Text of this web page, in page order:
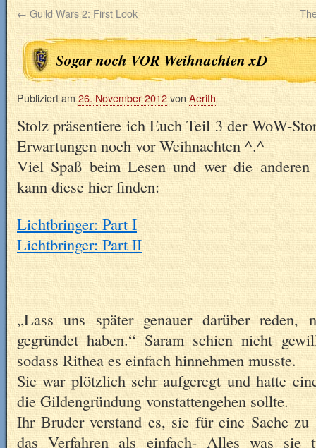
← Guild Wars 2: First Look
Sogar noch VOR Weihnachten xD
Publiziert am 26. November 2012von Aerith
Stolz präsentiere ich Euch Teil 3 der WoW-
Erwartungen noch vor Weihnachten ^.^
Viel Spaß beim Lesen und wer die
kann diese hier finden:
Lichtbringer: Part I
Lichtbringer: Part II
„Lass uns später genauer darüber
gegründet haben.“ Saram schien nicht
sodass Rithea es einfach hinnehmen musste.
Sie war plötzlich sehr aufgeregt und hatte
die Gildengründung vonstattengehen sollte.
Ihr Bruder verstand es, sie für eine Sache zu
das Verfahren als einfach- Alles was sie